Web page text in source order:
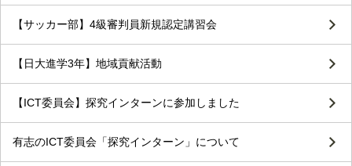
【サッカー部】4級審判員新規認定講習会
【日大進学3年】地域貢献活動
【ICT委員会】探究インターンに参加しました
有志のICT委員会「探究インターン」について